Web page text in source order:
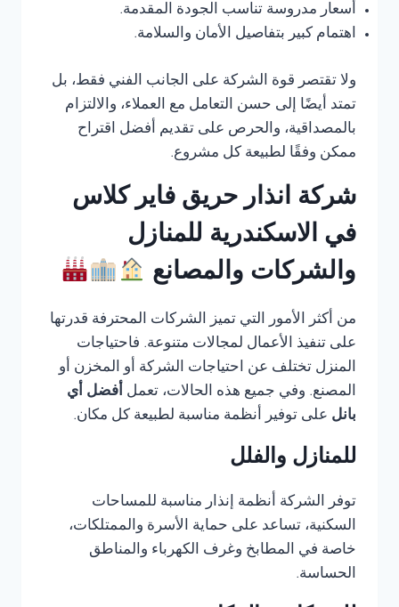
أسعار مدروسة تناسب الجودة المقدمة.
اهتمام كبير بتفاصيل الأمان والسلامة.
ولا تقتصر قوة الشركة على الجانب الفني فقط، بل
تمتد أيضًا إلى حسن التعامل مع العملاء، والالتزام
بالمصداقية، والحرص على تقديم أفضل اقتراح
ممكن وفقًا لطبيعة كل مشروع.
شركة انذار حريق فاير كلاس
في الاسكندرية للمنازل
والشركات والمصانع
من أكثر الأمور التي تميز الشركات المحترفة قدرتها
على تنفيذ الأعمال لمجالات متنوعة. فاحتياجات
المنزل تختلف عن احتياجات الشركة أو المخزن أو
المصنع. وفي جميع هذه الحالات، تعمل أفضل أي
بانل على توفير أنظمة مناسبة لطبيعة كل مكان.
للمنازل والفلل
توفر الشركة أنظمة إنذار مناسبة للمساحات
السكنية، تساعد على حماية الأسرة والممتلكات،
خاصة في المطابخ وغرف الكهرباء والمناطق
الحساسة.